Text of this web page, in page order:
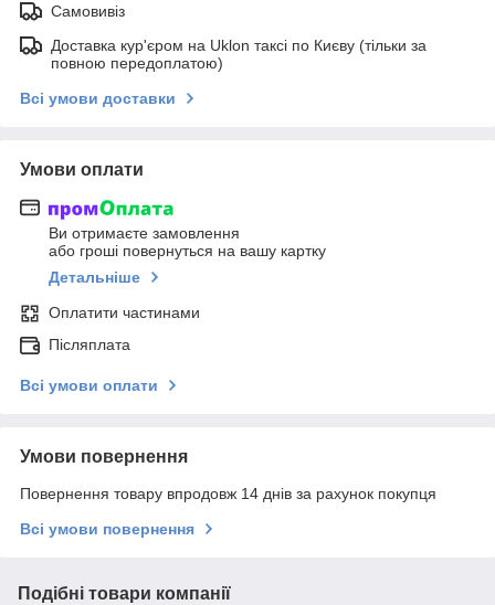
Самовивіз
Доставка кур'єром на Uklon таксі по Києву (тільки за
повною передоплатою)
Всі умови доставки
Умови оплати
Ви отримаєте замовлення
або гроші повернуться на вашу картку
Детальніше
Оплатити частинами
Післяплата
Всі умови оплати
Умови повернення
Повернення товару впродовж 14 днів за рахунок покупця
Всі умови повернення
Подібні товари компанії